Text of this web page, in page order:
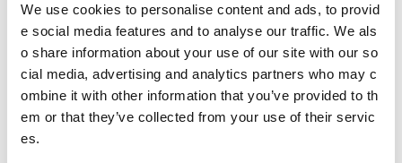
We use cookies to personalise content and ads, to provid
e social media features and to analyse our traffic. We als
o share information about your use of our site with our so
cial media, advertising and analytics partners who may c
ombine it with other information that you’ve provided to th
em or that they’ve collected from your use of their servic
es.
半蔵門線 南北線 副都心線